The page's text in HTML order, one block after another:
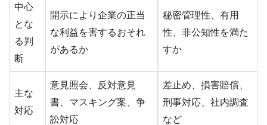
中心
とな
る判
断
開示により企業の正当
な利益を害するおそれ
があるか
秘密管理性、有用
性、非公知性を満た
すか
主な
対応
意見照会、反対意見
書、マスキング案、争
訟対応
差止め、損害賠償、
刑事対応、社内調査
など